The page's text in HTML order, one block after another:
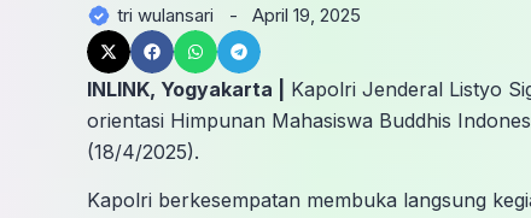
tri wulansari - April 19, 2025
INLINK, Yogyakarta |
Kapolri Jenderal Listyo
orientasi Himpunan Mahasiswa Buddhis
(18/4/2025).
Kapolri berkesempatan membuka langsung